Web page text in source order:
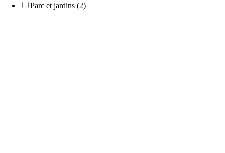
Parc et jardins (2)